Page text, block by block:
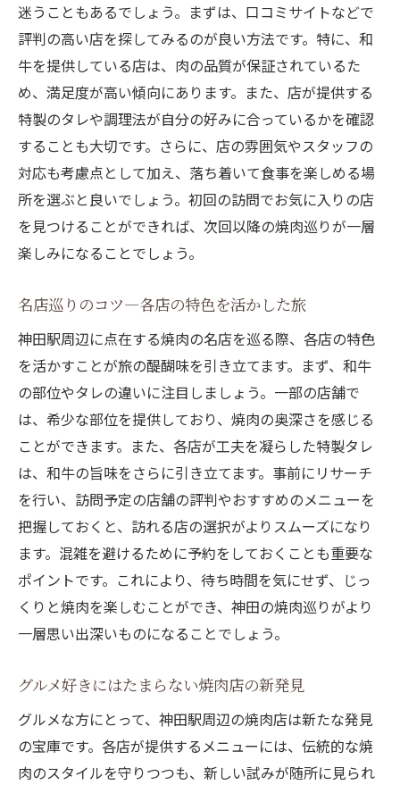
迷うこともあるでしょう。まずは、口コミサイトなどで
評判の高い店を探してみるのが良い方法です。特に、和
牛を提供している店は、肉の品質が保証されているた
め、満足度が高い傾向にあります。また、店が提供する
特製のタレや調理法が自分の好みに合っているかを確認
することも大切です。さらに、店の雰囲気やスタッフの
対応も考慮点として加え、落ち着いて食事を楽しめる場
所を選ぶと良いでしょう。初回の訪問でお気に入りの店
を見つけることができれば、次回以降の焼肉巡りが一層
楽しみになることでしょう。
名店巡りのコツ—各店の特色を活かした旅
神田駅周辺に点在する焼肉の名店を巡る際、各店の特色
を活かすことが旅の醍醐味を引き立てます。まず、和牛
の部位やタレの違いに注目しましょう。一部の店舗で
は、希少な部位を提供しており、焼肉の奥深さを感じる
ことができます。また、各店が工夫を凝らした特製タレ
は、和牛の旨味をさらに引き立てます。事前にリサーチ
を行い、訪問予定の店舗の評判やおすすめのメニューを
把握しておくと、訪れる店の選択がよりスムーズになり
ます。混雑を避けるために予約をしておくことも重要な
ポイントです。これにより、待ち時間を気にせず、じっ
くりと焼肉を楽しむことができ、神田の焼肉巡りがより
一層思い出深いものになることでしょう。
グルメ好きにはたまらない焼肉店の新発見
グルメな方にとって、神田駅周辺の焼肉店は新たな発見
の宝庫です。各店が提供するメニューには、伝統的な焼
肉のスタイルを守りつつも、新しい試みが随所に見られ